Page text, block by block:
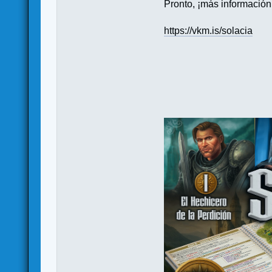
Pronto, ¡más
https://vkm.is/solacia